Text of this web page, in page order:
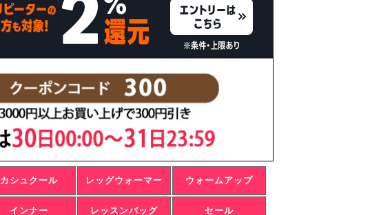
カシュクール レッグウォーマー ウォームアップ
インナー レッスンバッグ セール